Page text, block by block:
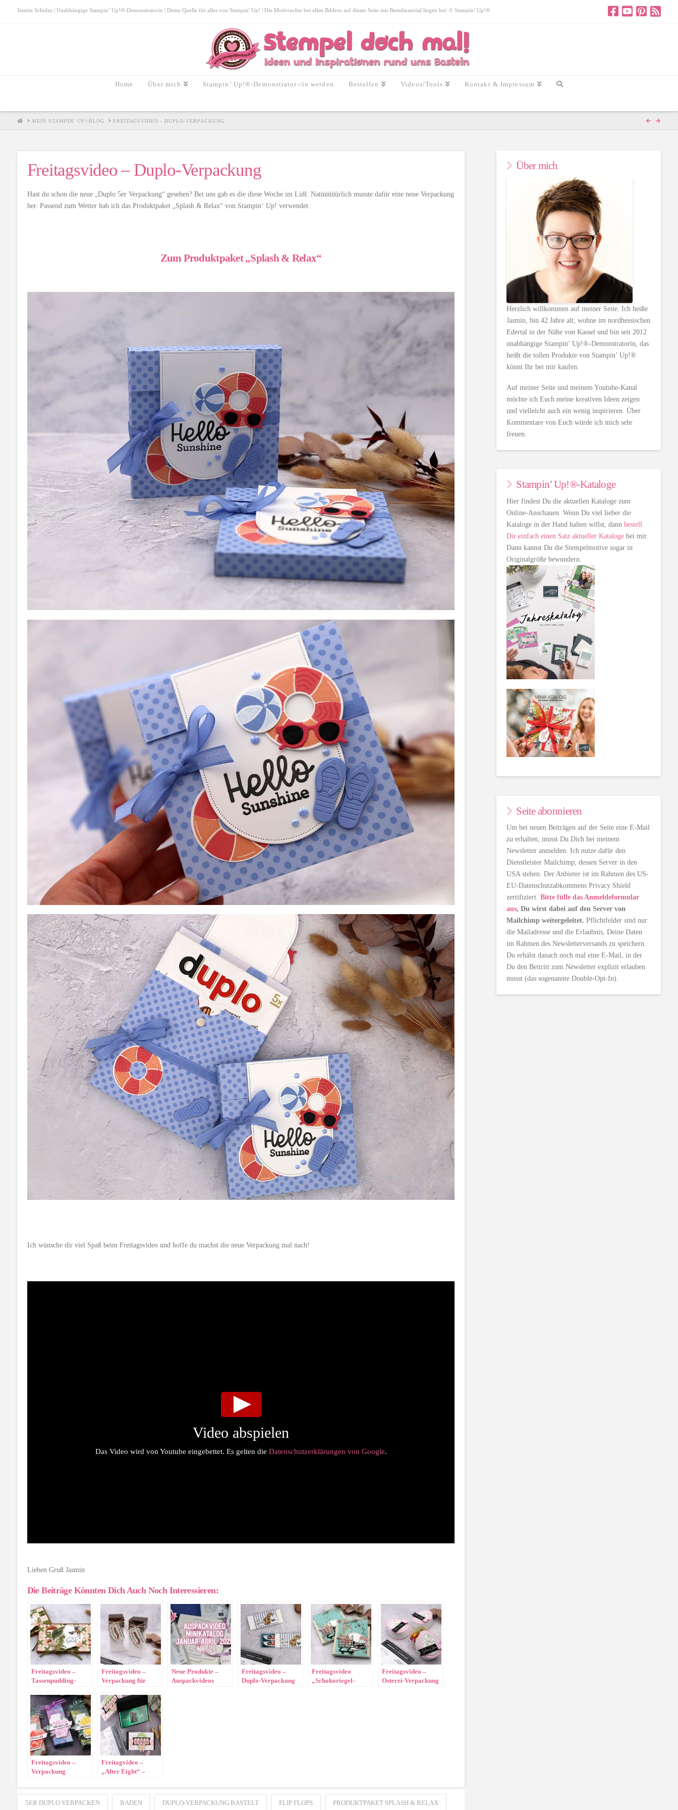
Jasmin Schulze | Unabhängige Stampin’ Up!®-Demonstratorin | Deine Quelle für alles von Stampin' Up! | Die Motivrechte bei allen Bildern auf dieser Seite mit Bastelmaterial liegen bei: © Stampin’ Up!®
Home Über mich Stampin’ Up!®-Demonstrator-/in werden Bestellen Videos/Tools Kontakt & Impressum
HOMEMEIN STAMPIN' UP!-BLOG FREITAGSVIDEO - DUPLO-VERPACKUNG
Freitagsvideo – Duplo-Verpackung
Hast du schon die neue „Duplo 5er Verpackung“ gesehen? Bei uns gab es die diese Woche im Lidl. Natüüüüürlich musste dafür eine neue Verpackung
her. Passend zum Wetter hab ich das Produktpaket „Splash & Relax“ von Stampin‘ Up! verwendet.
Zum Produktpaket „Splash & Relax“
Ich wünsche dir viel Spaß beim Freitagsvideo und hoffe du machst die neue Verpackung mal nach!
Video abspielen
Das Video wird von Youtube eingebettet. Es gelten die Datenschutzerklärungen von Google.
Lieben Gruß Jasmin
Die Beiträge Könnten Dich Auch Noch Interessieren:
Freitagsvideo –
Tassenpudding-
Freitagsvideo –
Verpackung für
Neue Produkte –
Auspackvideos
Freitagsvideo –
Duplo-Verpackung
Freitagsvideo
„Schokoriegel-
Freitagsvideo –
Osterei-Verpackung
Freitagsvideo –
Verpackung
Floral“
Freitagvideo –
„After Eight“ –
5ER DUPLO VERPACKEN BADEN DUPLO-VERPACKUNG BASTELT FLIP FLOPS PRODUKTPAKET SPLASH & RELAX
Über mich
Herzlich willkommen auf meiner Seite. Ich heiße
Jasmin, bin 42 Jahre alt, wohne im nordhessischen
Edertal in der Nähe von Kassel und bin seit 2012
unabhängige Stampin’ Up!®-Demonstratorin, das
heißt die tollen Produkte von Stampin’ Up!®
könnt Ihr bei mir kaufen.
Auf meiner Seite und meinem Youtube-Kanal
möchte ich Euch meine kreativen Ideen zeigen
und vielleicht auch ein wenig inspirieren. Über
Kommentare von Euch würde ich mich sehr
freuen.
Stampin’ Up!®-Kataloge
Hier findest Du die aktuellen Kataloge zum
Online-Anschauen. Wenn Du viel lieber die
Kataloge in der Hand halten willst, dannbestell
Dir einfach einen Satz aktueller Kataloge bei mir.
Dann kannst Du die Stempelmotive sogar in
Originalgröße bewundern.
Seite abonnieren
Um bei neuen Beiträgen auf der Seite eine E-Mail
zu erhalten, musst Du Dich bei meinem
Newsletter anmelden. Ich nutze dafür den
Dienstleister Mailchimp, dessen Server in den
USA stehen. Der Anbieter ist im Rahmen des US-
EU-Datenschutzabkommens Privacy Shield
zertifiziert.Bitte fülle das Anmeldeformular
aus, Du wirst dabei auf den Server von
Mailchimp weitergeleitet. Pflichtfelder sind nur
die Mailadresse und die Erlaubnis, Deine Daten
im Rahmen des Newsletterversands zu speichern.
Du erhälst danach noch mal eine E-Mail, in der
Du den Beitritt zum Newsletter explizit erlauben
musst (das sogenannte Double-Opt-In).